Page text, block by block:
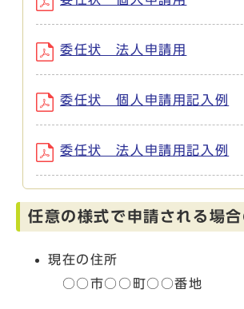
委任状 法人申請用
委任状 個人申請用記入例
委任状 法人申請用記入例
任意の様式で申請される場合
現在の住所
○○市○○町○○番地